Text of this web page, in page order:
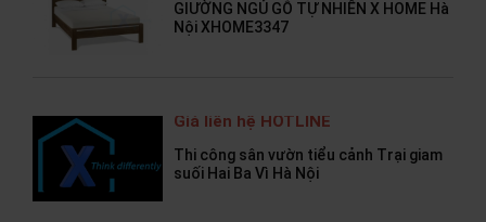
GIƯỜNG NGỦ GỖ TỰ NHIÊN X HOME Hà
Nội XHOME3347
Giá liên hệ HOTLINE
Thi công sân vườn tiểu cảnh Trại giam
suối Hai Ba Vì Hà Nội